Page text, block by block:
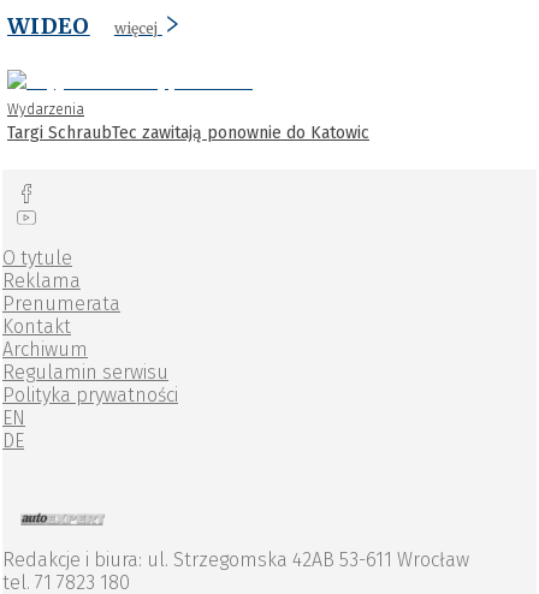
WIDEO więcej
Wydarzenia
Targi SchraubTec zawitają ponownie do Katowic
O tytule
Reklama
Prenumerata
Kontakt
Archiwum
Regulamin serwisu
Polityka prywatności
EN
DE
Redakcje i biura: ul. Strzegomska 42AB 53-611 Wrocław
tel. 71 7823 180